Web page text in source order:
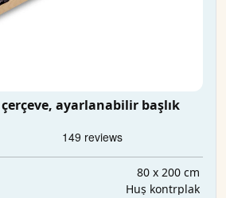
ayarlanabilir başlık
80 x 200 cm
Huş kontrplak